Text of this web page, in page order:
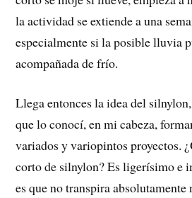
la actividad se extiende a una
especialmente si la posible lluvia
acompañada de frío.
Llega entonces la idea del
que lo conocí, en mi cabeza,
variados y variopintos proyectos.
corto de silnylon? Es ligerísimo e
es que no transpira absolutamente